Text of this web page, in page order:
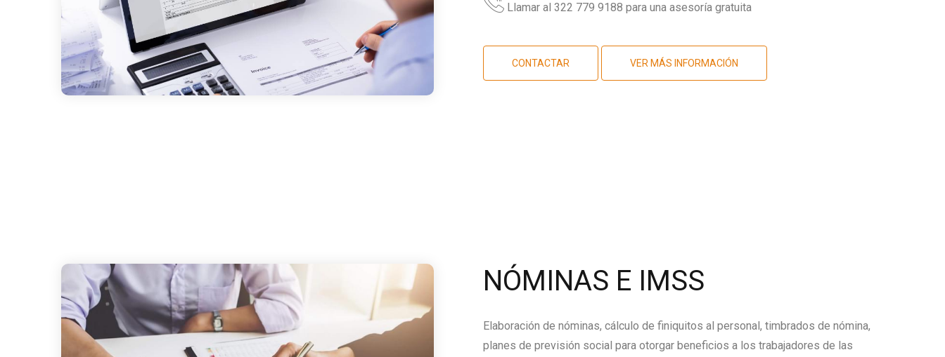
Llamar al 322 779 9188 para una asesoría gratuita
CONTACTAR VER MÁS INFORMACIÓN
NÓMINAS E IMSS
Elaboración de nóminas, cálculo de finiquitos al personal, timbrados de nómina,
planes de previsión social para otorgar beneficios a los trabajadores de las